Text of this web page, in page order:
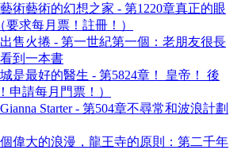
術藝術的幻想之家 - 第1220章真正的眼
要求每月票！註冊！）
售火捲 - 第一世紀第一個：老朋友很長
到一本書
是最好的醫生 - 第5824章！ 皇帝！ 後
申請每月門票！）
Starter - 第504章不尋常和波浪計劃
偉大的浪漫，龍王寺的原則：第二千年